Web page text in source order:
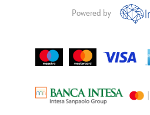
Powered by